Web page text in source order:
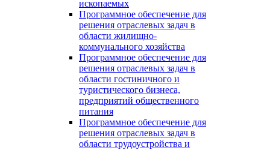
ископаемых
Программное обеспечение для
решения отраслевых задач в
области жилищно-
коммунального хозяйства
Программное обеспечение для
решения отраслевых задач в
области гостиничного и
туристического бизнеса,
предприятий общественного
питания
Программное обеспечение для
решения отраслевых задач в
области трудоустройства и